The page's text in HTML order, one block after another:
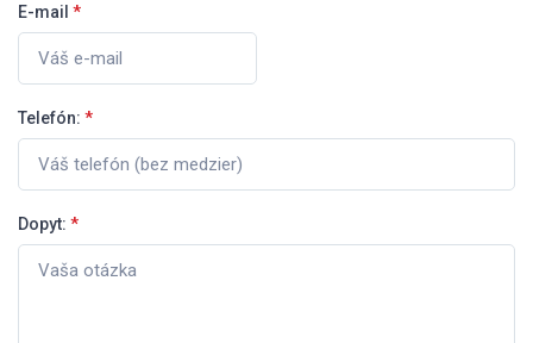
E-mail *
Telefón: *
Dopyt: *